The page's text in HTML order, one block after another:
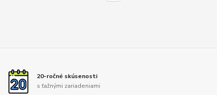
20-ročné skúsenosti
s ťažnými zariadeniami